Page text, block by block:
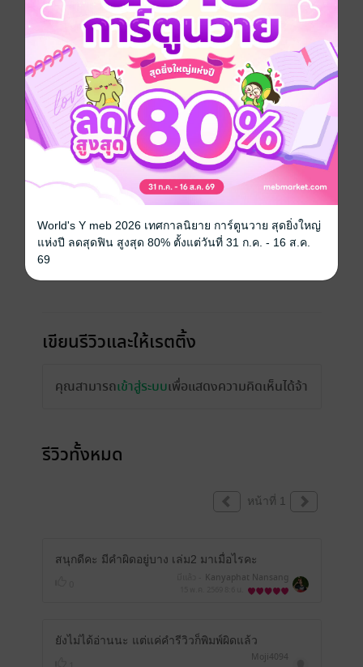
ประเภทไฟล์ pdf, epub (สารบัญ)
วันที่วางขาย 05 พฤษภาคม 2569
ความยาว 975 หน้า (≈ 115,605 คำ)
ราคาปก 299 บาท (ประหยัด 33%)
เรื่องที่คุณน่าจะสนใจ
เขียนรีวิวและให้เรตติ้ง
คุณสามารถเข้าสู่ระบบเพื่อแสดงความคิดเห็นได้จ้า
รีวิวทั้งหมด
หน้าที่ 1
สนุกดีคะ มีคำผิดอยู่บาง เล่ม2 มาเมื่อไรคะ
Kanyaphat Nansang
ยังไม่ได้อ่านนะ แต่แค่คำรีวิวก็พิมพ์ผิดแล้ว
Moji4094
World's Y meb 2026 เทศกาลนิยาย การ์ตูนวาย สุดยิ่งใหญ่
แห่งปี ลดสุดฟิน สูงสุด 80% ตั้งแต่วันที่ 31 ก.ค. - 16 ส.ค.
69